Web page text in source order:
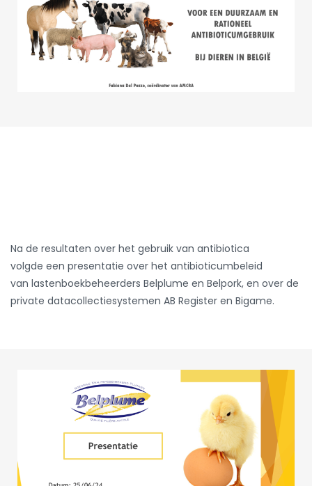
Na de resultaten over het gebruik van antibiotica
volgde een presentatie over het antibioticumbeleid
van lastenboekbeheerders Belplume en Belpork, en over de
private datacollectiesystemen AB Register en Bigame.